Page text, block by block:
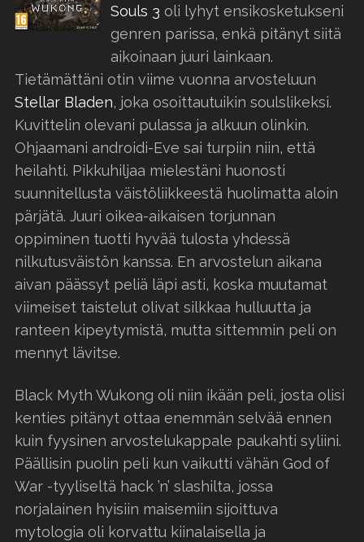
Souls 3 oli lyhyt ensikosketukseni
genren parissa, enkä pitänyt siitä
aikoinaan juuri lainkaan.
Tietämättäni otin viime vuonna arvosteluun
Stellar Bladen, joka osoittautuikin soulslikeksi.
Kuvittelin olevani pulassa ja alkuun olinkin.
Ohjaamani androidi-Eve sai turpiin niin, että
heilahti. Pikkuhiljaa mielestäni huonosti
suunnitellusta väistöliikkeestä huolimatta aloin
pärjätä. Juuri oikea-aikaisen torjunnan
oppiminen tuotti hyvää tulosta yhdessä
nilkutusväistön kanssa. En arvostelun aikana
aivan päässyt peliä läpi asti, koska muutamat
viimeiset taistelut olivat silkkaa hulluutta ja
ranteen kipeytymistä, mutta sittemmin peli on
mennyt lävitse.
Black Myth Wukong oli niin ikään peli, josta olisi
kenties pitänyt ottaa enemmän selvää ennen
kuin fyysinen arvostelukappale paukahti syliini.
Päällisin puolin peli kun vaikutti vähän God of
War -tyyliseltä hack ’n’ slashilta, jossa
norjalainen hyisiin maisemiin sijoittuva
mytologia oli korvattu kiinalaisella ja